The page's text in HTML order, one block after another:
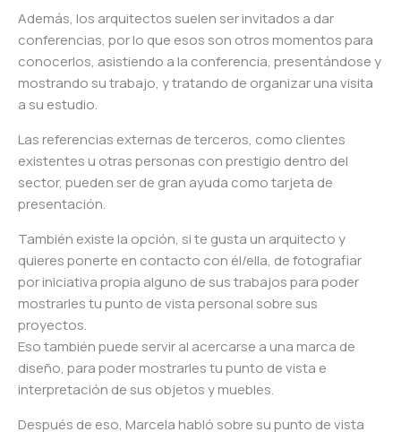
Además, los arquitectos suelen ser invitados a dar
conferencias, por lo que esos son otros momentos para
conocerlos, asistiendo a la conferencia, presentándose y
mostrando su trabajo, y tratando de organizar una visita
a su estudio.
Las referencias externas de terceros, como clientes
existentes u otras personas con prestigio dentro del
sector, pueden ser de gran ayuda como tarjeta de
presentación.
También existe la opción, si te gusta un arquitecto y
quieres ponerte en contacto con él/ella, de fotografiar
por iniciativa propia alguno de sus trabajos para poder
mostrarles tu punto de vista personal sobre sus
proyectos.
Eso también puede servir al acercarse a una marca de
diseño, para poder mostrarles tu punto de vista e
interpretación de sus objetos y muebles.
Después de eso, Marcela habló sobre su punto de vista